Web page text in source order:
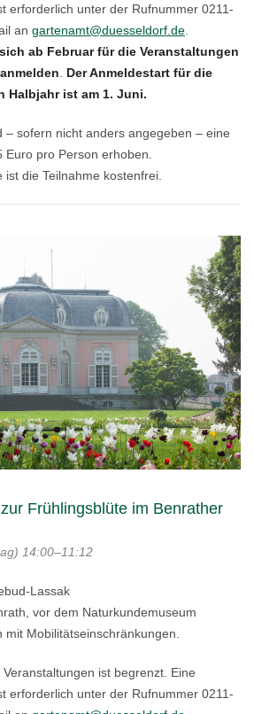
erforderlich unter der Rufnummer 0211-
an gartenamt@duesseldorf.de
ab Februar für die Veranstaltungen
Der Anmeldestart für die
Halbjahr ist am 1. Juni.
– sofern nicht anders angegeben – eine
pro Person erhoben.
die Teilnahme kostenfrei.
Frühlingsblüte im Benrather
14:00–11:12
Lassak
vor dem Naturkundemuseum
Mobilitätseinschränkungen.
ist begrenzt. Eine
erforderlich unter der Rufnummer 0211-